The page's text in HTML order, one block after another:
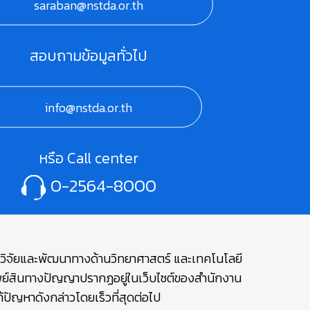
saraban@nstda.or.th
สอบถามข้อมูลทั่วไป
info@nstda.or.th
หรือ Call center
0-2564-8000
ยและพัฒนาทางด้านวิทยาศาสตร์ และเทคโนโลยี
สินทางปัญญาปรากฏอยู่ในเว็บไซต์ของสำนักงาน
ญหาดังกล่าวโดยเร็วที่สุดต่อไป